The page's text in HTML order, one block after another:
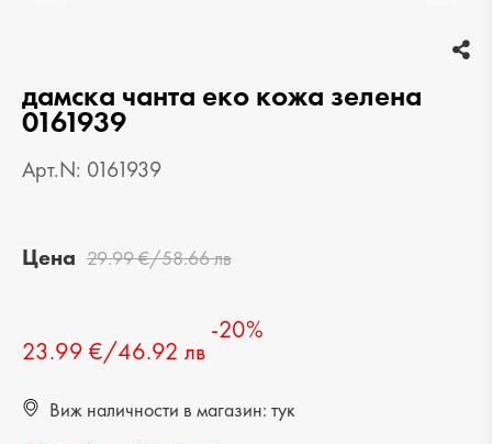
дамска чанта еко кожа зелена
0161939
Арт.N: 0161939
Цена 29.99 €/58.66 лв
23.99 €/46.92 лв
-20%
Виж наличности в магазин: тук